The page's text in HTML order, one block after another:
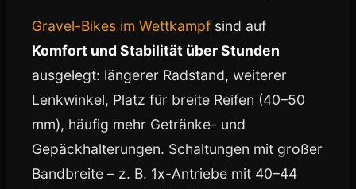
Gravel-Bikes im Wettkampf sind auf
Komfort und Stabilität über Stunden
ausgelegt: längerer Radstand, weiterer
Lenkwinkel, Platz für breite Reifen (40–50
mm), häufig mehr Getränke- und
Gepäckhalterungen. Schaltungen mit großer
Bandbreite – z. B. 1x-Antriebe mit 40–44